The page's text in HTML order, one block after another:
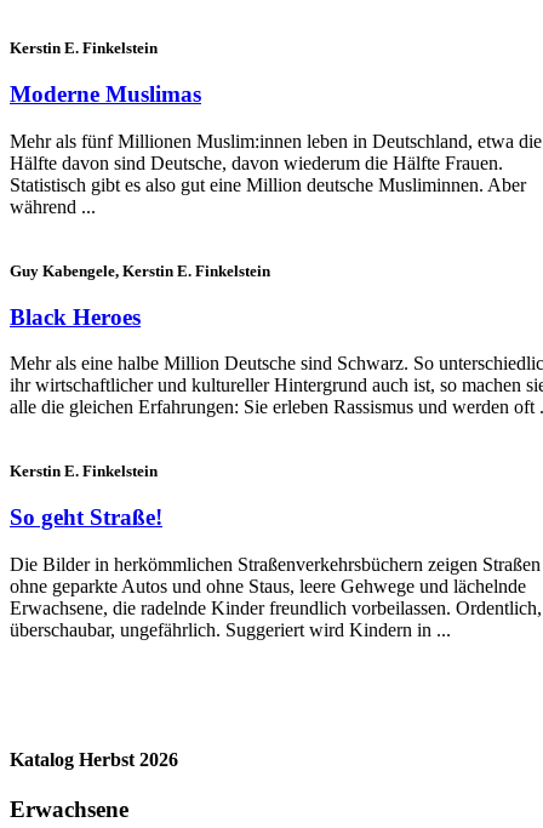
Kerstin E. Finkelstein
Moderne Muslimas
Mehr als fünf Millionen Muslim:innen leben in Deutschland, etwa die
Hälfte davon sind Deutsche, davon wiederum die Hälfte Frauen.
Statistisch gibt es also gut eine Million deutsche Musliminnen. Aber
während ...
Guy Kabengele, Kerstin E. Finkelstein
Black Heroes
Mehr als eine halbe Million Deutsche sind Schwarz. So
ihr wirtschaftlicher und kultureller Hintergrund auch ist, so machen
alle die gleichen Erfahrungen: Sie erleben Rassismus und werden oft
Kerstin E. Finkelstein
So geht Straße!
Die Bilder in herkömmlichen Straßenverkehrsbüchern zeigen Straßen
ohne geparkte Autos und ohne Staus, leere Gehwege und lächelnde
Erwachsene, die radelnde Kinder freundlich vorbeilassen. Ordentlich,
überschaubar, ungefährlich. Suggeriert wird Kindern in ...
Katalog Herbst 2026
Erwachsene